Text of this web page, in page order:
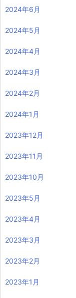
2024年6月
2024年5月
2024年4月
2024年3月
2024年2月
2024年1月
2023年12月
2023年11月
2023年10月
2023年5月
2023年4月
2023年3月
2023年2月
2023年1月